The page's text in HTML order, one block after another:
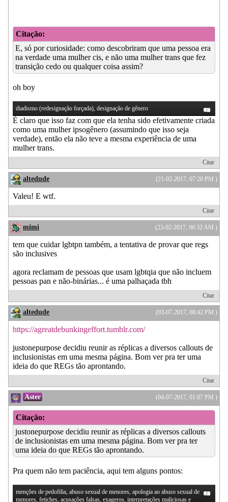
Citação:
E, só por curiosidade: como descobriram que uma pessoa era
na verdade uma mulher cis, e não uma mulher trans que fez
transição cedo ou qualquer coisa assim?
oh boy
diadismo (redesignação forçada), designação de gênero
É claro que isso faz com que ela tenha sido efetivamente criada
como uma mulher ipsogênero (assumindo que isso seja
verdade), então ela não teve a mesma experiência de uma
mulher trans.
Citar
(21-02-2017, 07:20 PM )
altedude
Valeu! E wtf.
Citar
(23-02-2017, 06:32 AM )
mimi
tem que cuidar lgbtpn também, a tentativa de provar que regs
são inclusives
agora reclamam de pessoas que usam lgbtqia que não incluem
pessoas pan e não-binárias... é uma palhaçada tbh
Citar
(03-07-2017, 08:42 PM )
altedude
https://agreatdebunkingeffort.tumblr.com/
justonepurpose decidiu reunir as réplicas a diversos callouts de
inclusionistas em uma mesma página. Bom ver pra ter uma
ideia do que REGs tão aprontando.
Citar
(04-07-2017, 01:07 PM )
Aster
Citação:
justonepurpose decidiu reunir as réplicas a diversos callouts
de inclusionistas em uma mesma página. Bom ver pra ter
uma ideia do que REGs tão aprontando.
Pra quem não tem paciência, aqui tem alguns pontos:
menções de pedofilia, abuso sexual de menores, apologia ao abuso sexual de
menores, fetiches, acusações falsas, exageros, interpretações maliciosas e